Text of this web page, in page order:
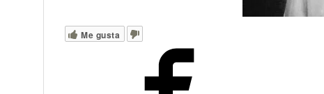
Me gusta